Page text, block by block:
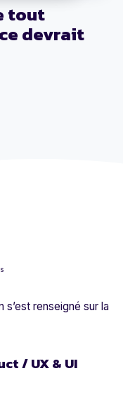
tout
devrait
s’est renseigné sur la
/ UX & UI